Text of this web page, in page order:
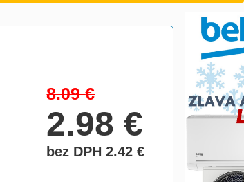
8.09€
2.98€
bez DPH 2.42€